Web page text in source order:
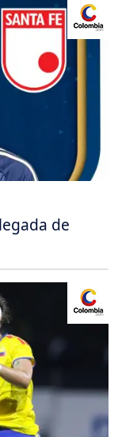
de